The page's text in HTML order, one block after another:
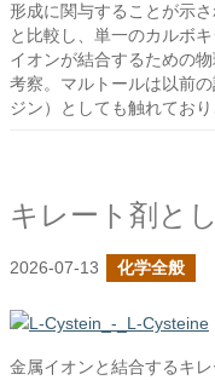
形成に関与することが示
と比較し、単一のカルボ
イオンが結合するための
考察。マルトールは以前
ジン）としても触れてお
2026-07-13 化学全般
金属イオンと結合するキ